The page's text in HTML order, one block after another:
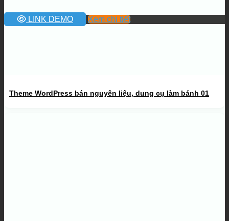
LINK DEMO Xem chi tiết
Theme WordPress bán nguyên liệu, dung cụ làm bánh 01